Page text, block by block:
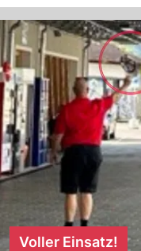
Voller Einsatz!